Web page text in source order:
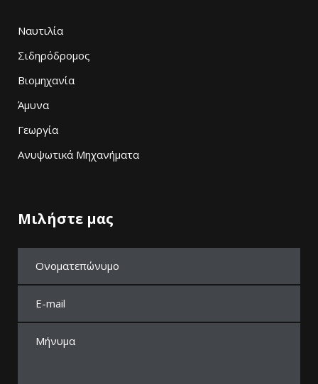
Ναυτιλία
Σιδηρόδρομος
Βιομηχανία
Άμυνα
Γεωργία
Ανυψωτικά Μηχανήματα
Μιλήστε μας